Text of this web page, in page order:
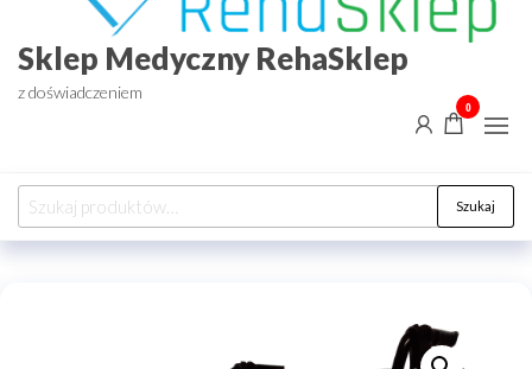
Sklep Medyczny RehaSklep
z doświadczeniem
0
Szukaj: Szukaj